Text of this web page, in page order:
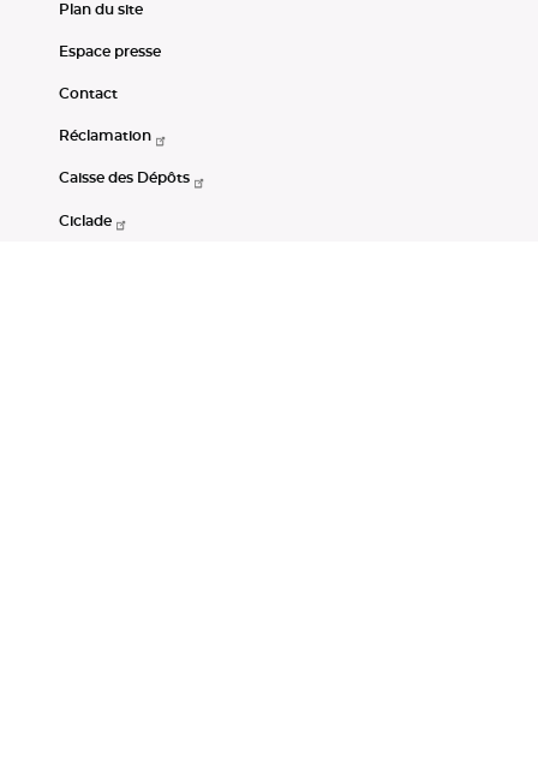
Plan du site
Espace presse
Contact
Réclamation
Caisse des Dépôts
Ciclade